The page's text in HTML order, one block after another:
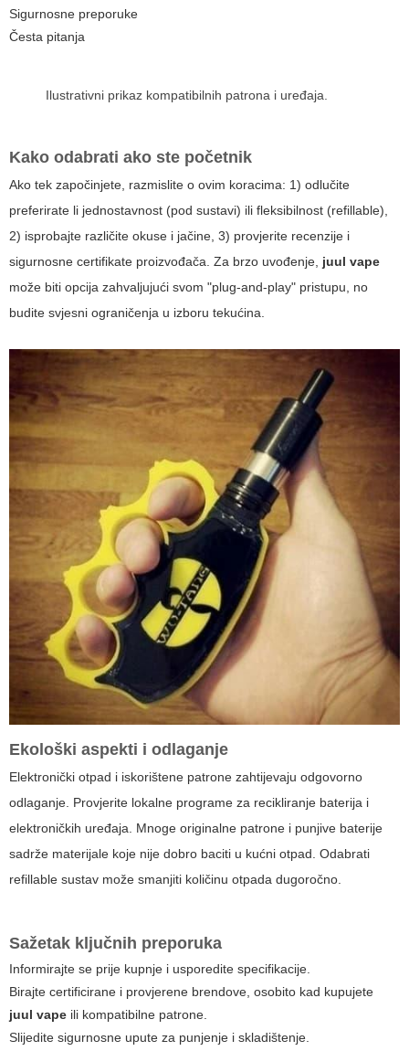
Sigurnosne preporuke
Česta pitanja
Ilustrativni prikaz kompatibilnih patrona i uređaja.
Kako odabrati ako ste početnik
Ako tek započinjete, razmislite o ovim koracima: 1) odlučite
preferirate li jednostavnost (pod sustavi) ili fleksibilnost (refillable),
2) isprobajte različite okuse i jačine, 3) provjerite recenzije i
sigurnosne certifikate proizvođača. Za brzo uvođenje, juul vape
može biti opcija zahvaljujući svom "plug-and-play" pristupu, no
budite svjesni ograničenja u izboru tekućina.
Ekološki aspekti i odlaganje
Elektronički otpad i iskorištene patrone zahtijevaju odgovorno
odlaganje. Provjerite lokalne programe za recikliranje baterija i
elektroničkih uređaja. Mnoge originalne patrone i punjive baterije
sadrže materijale koje nije dobro baciti u kućni otpad. Odabrati
refillable sustav može smanjiti količinu otpada dugoročno.
Sažetak ključnih preporuka
Informirajte se prije kupnje i usporedite specifikacije.
Birajte certificirane i provjerene brendove, osobito kad kupujete
juul vape ili kompatibilne patrone.
Slijedite sigurnosne upute za punjenje i skladištenje.